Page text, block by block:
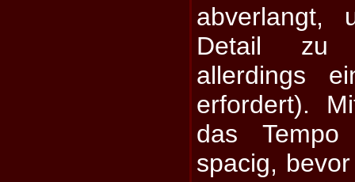
abverlangt,
Detail zu
allerdings
erfordert).
das
spacig,